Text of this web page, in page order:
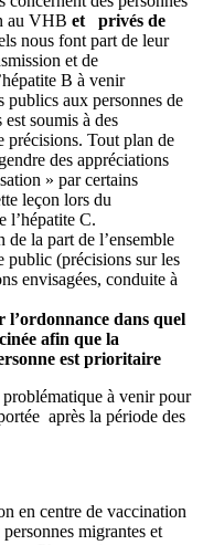
au VHB et privés de
nous font part de leur
et de
B à venir
aux personnes de
soumis à des
précisions. Tout plan de
des appréciations
» par certains
leçon lors du
l’hépatite C.
la part de l’ensemble
public (précisions sur les
envisagées, conduite à
l’ordonnance dans quel
afin que la
est prioritaire
à venir pour
après la période des
en centre de vaccination
migrantes et